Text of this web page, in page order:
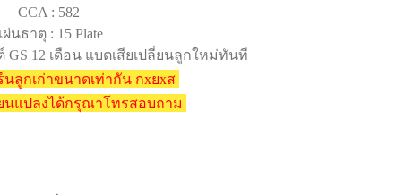
CCA : 582
นธาตุ : 15 Plate
GS 12 เดือน แบตเสียเปลี่ยนลูกใหม่ทันที
นลูกเก่าขนาดเท่ากัน กxยxส
นแปลงได้กรุณาโทรสอบถาม